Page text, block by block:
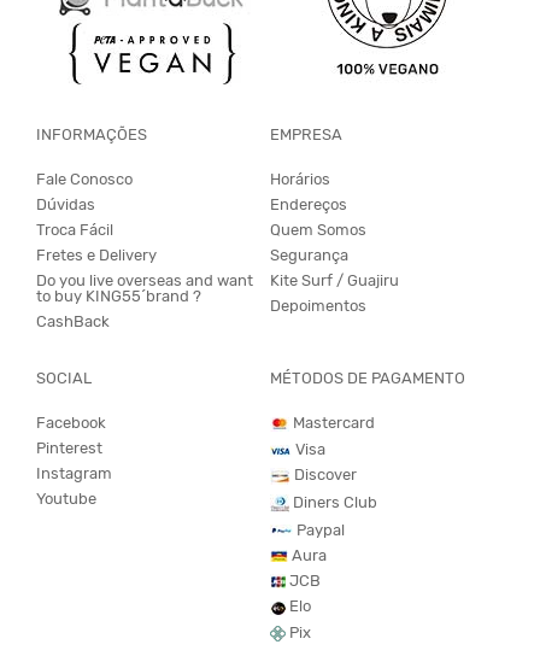
INFORMAÇÕES
Fale Conosco
Dúvidas
Troca Fácil
Fretes e Delivery
Do you live overseas and want
to buy KING55´brand ?
CashBack
EMPRESA
Horários
Endereços
Quem Somos
Segurança
Kite Surf / Guajiru
Depoimentos
SOCIAL
Facebook
Pinterest
Instagram
Youtube
MÉTODOS DE PAGAMENTO
Mastercard
Visa
Discover
Diners Club
Paypal
Aura
JCB
Elo
Pix